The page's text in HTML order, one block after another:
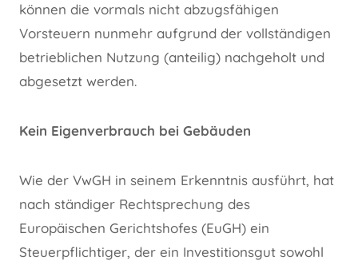
können die vormals nicht abzugsfähigen
Vorsteuern nunmehr aufgrund der vollständigen
betrieblichen Nutzung (anteilig) nachgeholt und
abgesetzt werden.
Kein Eigenverbrauch bei Gebäuden
Wie der VwGH in seinem Erkenntnis ausführt, hat
nach ständiger Rechtsprechung des
Europäischen Gerichtshofes (EuGH) ein
Steuerpflichtiger, der ein Investitionsgut sowohl